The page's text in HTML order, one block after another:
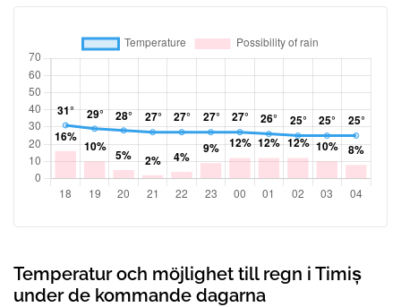
Temperatur och möjlighet till regn i Timiș
under de kommande dagarna